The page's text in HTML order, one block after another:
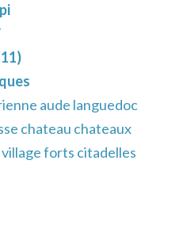
aude languedoc
chateau chateaux
forts citadelles